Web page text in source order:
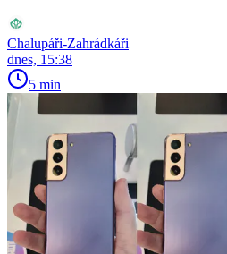
Chalupáři-Zahrádkáři
dnes, 15:38
5 min